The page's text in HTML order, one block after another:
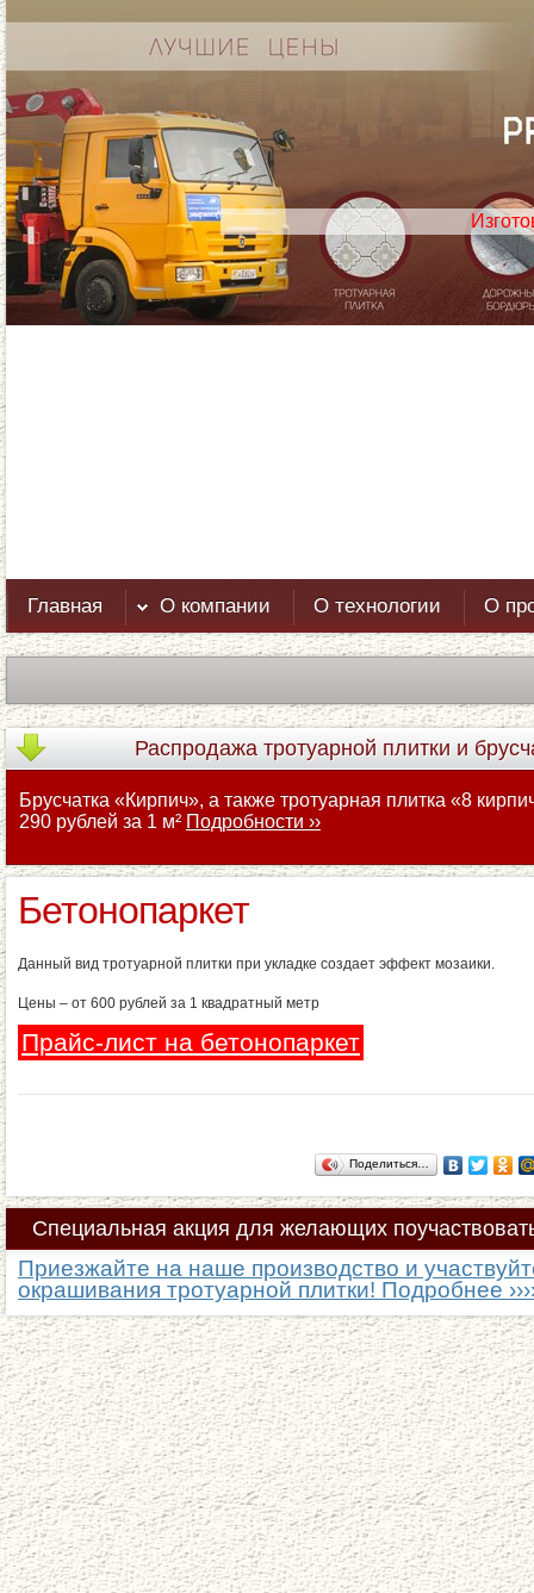
Главная О компании О технологии О
Распродажа тротуарной плитки и
Брусчатка «Кирпич», а также тротуарная плитка «8
290 рублей за 1 м² Подробности ››
Бетонопаркет
Данный вид тротуарной плитки при укладке создает эффект мозаики.
Цены – от 600 рублей за 1 квадратный метр
Прайс-лист на бетонопаркет
Поделиться…
Специальная акция для желающих
Приезжайте на наше производство и
окрашивания тротуарной плитки! Подробнее